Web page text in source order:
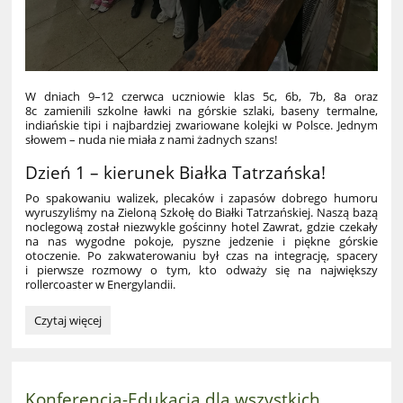
W dniach 9–12 czerwca uczniowie klas 5c, 6b, 7b, 8a oraz
8c zamienili szkolne ławki na górskie szlaki, baseny termalne,
indiańskie tipi i najbardziej zwariowane kolejki w Polsce. Jednym
słowem – nuda nie miała z nami żadnych szans!
Dzień 1 – kierunek Białka Tatrzańska!
Po spakowaniu walizek, plecaków i zapasów dobrego humoru
wyruszyliśmy na Zieloną Szkołę do Białki Tatrzańskiej. Naszą bazą
noclegową został niezwykle gościnny hotel Zawrat, gdzie czekały
na nas wygodne pokoje, pyszne jedzenie i piękne górskie
otoczenie. Po zakwaterowaniu był czas na integrację, spacery
i pierwsze rozmowy o tym, kto odważy się na największy
rollercoaster w Energylandii.
Zielona
Czytaj więcej